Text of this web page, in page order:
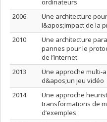
ordinateurs
2006
Une architecture
l&apos;impact de la
2010
Une architecture
pannes pour le
de l’Internet
2013
Une approche multi-
d&apos;un jeu vidéo
2014
Une approche
transformations de
d’exemples